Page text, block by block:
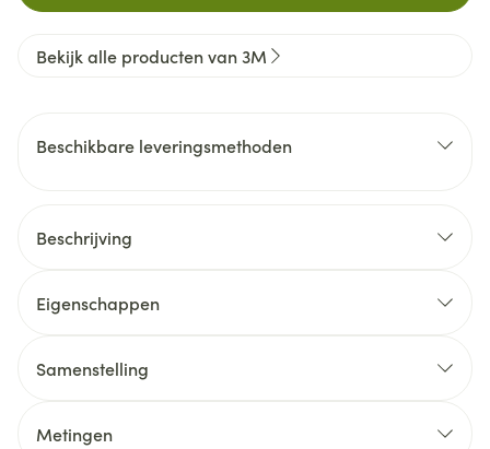
Bekijk alle producten van 3M
Beschikbare leveringsmethoden
Beschrijving
Eigenschappen
Samenstelling
Metingen